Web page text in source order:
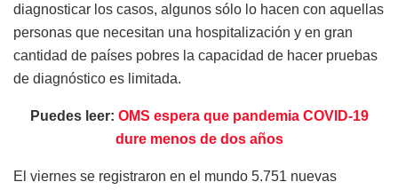
diagnosticar los casos, algunos sólo lo hacen con aquellas
personas que necesitan una hospitalización y en gran
cantidad de países pobres la capacidad de hacer pruebas
de diagnóstico es limitada.
Puedes leer: OMS espera que pandemia COVID-19
dure menos de dos años
El viernes se registraron en el mundo 5.751 nuevas